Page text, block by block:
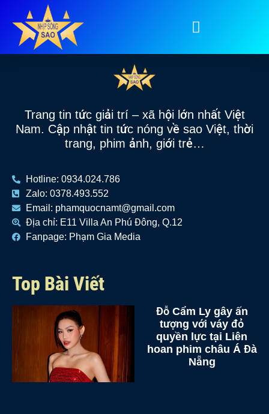
Tag:Châu Tấn Quan
Trang tin tức giải trí – xã hội lớn nhất Việt
Nam. Cập nhật tin tức nóng về sao Việt, thời
trang, phim ảnh, giới trẻ…
Hotline: 0934.024.786
Zalo: 0378.493.552
Email: phamquocnamt@gmail.com
Địa chỉ: E11 Villa An Phú Đông, Q.12
Fanpage: Phạm Gia Media
Top Bài Viết
Đỗ Cẩm Ly gây ấn
tượng với váy đỏ
quyền lực tại Liên
hoan phim châu Á Đà
Nẵng